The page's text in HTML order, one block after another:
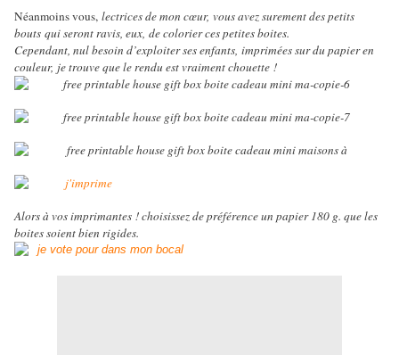
Néanmoins vous, lectrices de mon cœur, vous avez surement des petits
bouts qui seront ravis, eux, de colorier ces petites boites.
Cependant, nul besoin d’exploiter ses enfants, imprimées sur du papier en
couleur, je trouve que le rendu est vraiment chouette !
Alors à vos imprimantes ! choisissez de préférence un papier 180 g. que les
boites soient bien rigides.